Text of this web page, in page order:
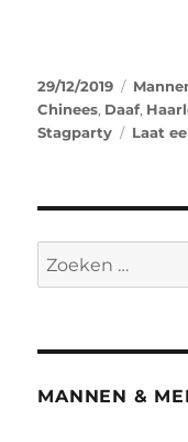
29/12/2019
Chinees, Daaf,
Stagparty
Laat
MANNEN &